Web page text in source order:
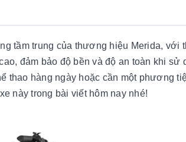
tầm trung của thương hiệu Merida, với
đảm bảo độ bền và độ an toàn khi sử
thao hàng ngày hoặc cần một phương
này trong bài viết hôm nay nhé!